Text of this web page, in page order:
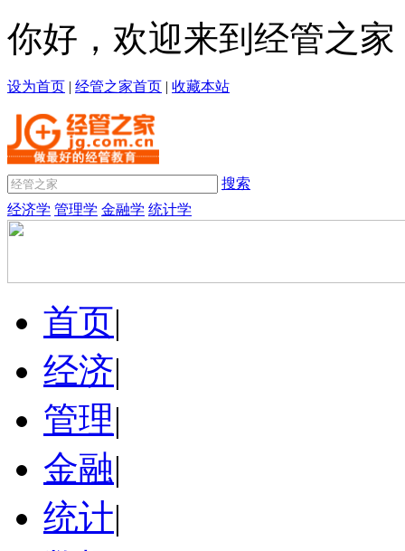
你好，欢迎来到经管之家
设为首页 | 经管之家首页 | 收藏本站
搜索
经济学 管理学 金融学 统计学
首页|
经济|
管理|
金融|
统计|